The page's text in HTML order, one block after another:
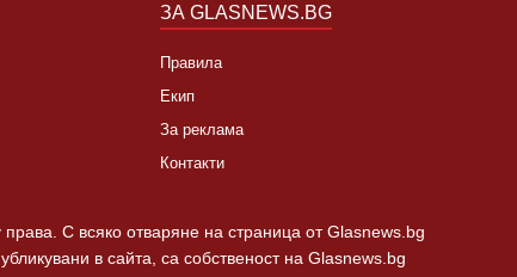
ЗА GLASNEWS.BG
Правила
Екип
За реклама
Контакти
С всяко отваряне на страница от Glasnews.bg
в сайта, са собственост на Glasnews.bg